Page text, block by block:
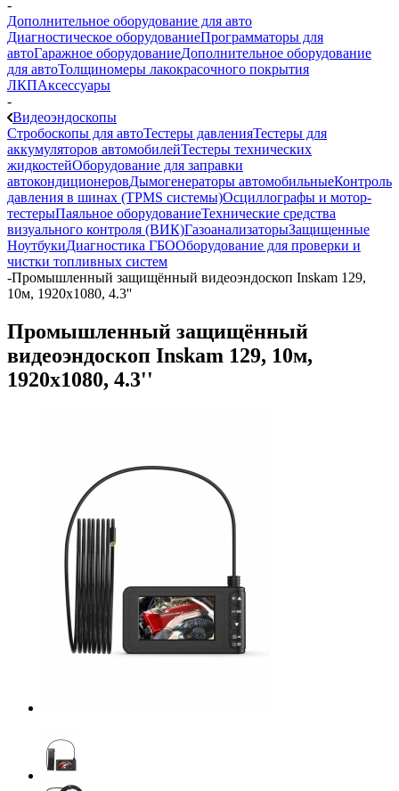
-
Дополнительное оборудование для авто
Диагностическое оборудованиеПрограмматоры для
автоГаражное оборудованиеДополнительное оборудование
для автоТолщиномеры лакокрасочного покрытия
ЛКПАксессуары
-
Видеоэндоскопы
Стробоскопы для автоТестеры давленияТестеры для
аккумуляторов автомобилейТестеры технических
жидкостейОборудование для заправки
автокондиционеровДымогенераторы автомобильныеКонтроль
давления в шинах (TPMS системы)Осциллографы и мотор-
тестерыПаяльное оборудованиеТехнические средства
визуального контроля (ВИК)ГазоанализаторыЗащищенные
НоутбукиДиагностика ГБООборудование для проверки и
чистки топливных систем
-Промышленный защищённый видеоэндоскоп Inskam 129,
10м, 1920x1080, 4.3''
Промышленный защищённый
видеоэндоскоп Inskam 129, 10м,
1920x1080, 4.3''